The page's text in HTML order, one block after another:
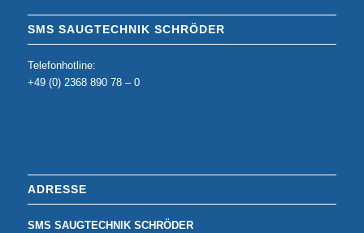
SMS SAUGTECHNIK SCHRÖDER
Telefonhotline:
+49 (0) 2368 890 78 – 0
ADRESSE
SMS SAUGTECHNIK SCHRÖDER